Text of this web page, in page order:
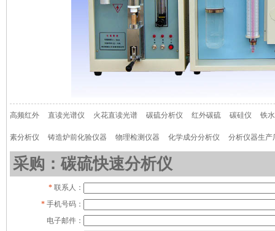
高频红外 直读光谱仪 火花直读光谱 碳硫分析仪 红外碳硫 碳硅仪 铁
素分析仪 铸造炉前化验仪器 物理检测仪器 化学成分分析仪 分析仪器生产
采购：碳硫快速分析仪
* 联系人：
* 手机号码：
电子邮件：